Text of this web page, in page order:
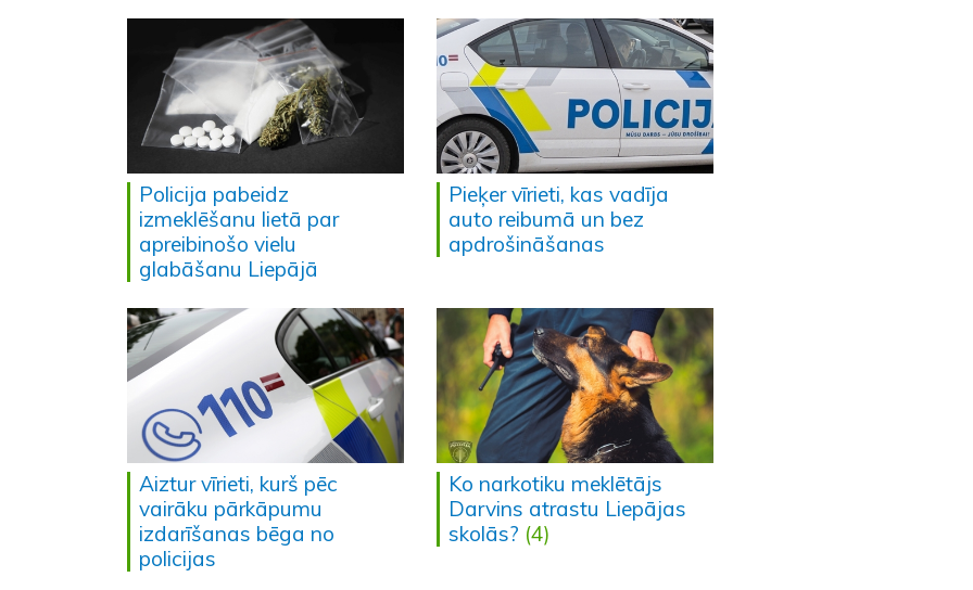
Policija pabeidz
izmeklēšanu lietā par
apreibinošo vielu
glabāšanu Liepājā
Pieķer vīrieti, kas vadīja
auto reibumā un bez
apdrošināšanas
Aiztur vīrieti, kurš pēc
vairāku pārkāpumu
izdarīšanas bēga no
policijas
Ko narkotiku meklētājs
Darvins atrastu Liepājas
skolās? (4)